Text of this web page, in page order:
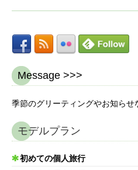
Message >>>
季節のグリーティングやお知らせ
モデルプラン
初めての個人旅行